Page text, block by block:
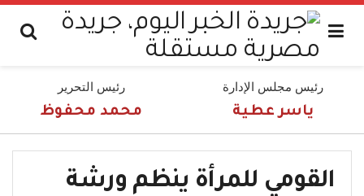
رئيس مجلس الإدارة
ياسر عطية
رئيس التحرير
محمد محفوظ
القومي للمرأة ينظم ورشة